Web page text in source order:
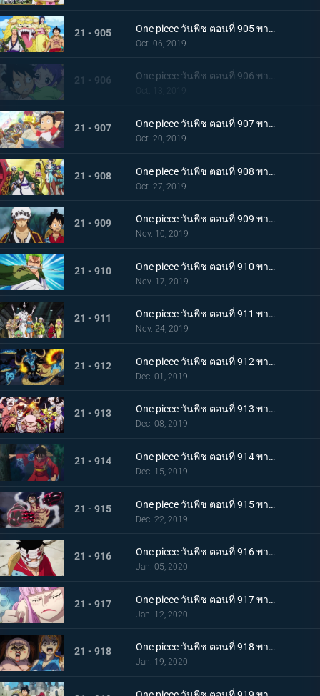
21 - 905 One piece วันพีช ตอนที่ 905 พากย์ไทย การชิงโอทามะคืน! ศึกอันดุเดือดกับโฮลด์เดม!
Oct. 06, 2019
21 - 906 One piece วันพีช ตอนที่ 906 พากย์ไทย ดวลตัวต่อตัว ระหว่างหมอผีกับหมอแห่งความตาย!
Oct. 13, 2019
21 - 907 One piece วันพีช ตอนที่ 907 พากย์ไทย ตอนพิเศษ ฉลองวันพีซครบรอบ 20 ปี "โรแมนซ์ดอวน์"
Oct. 20, 2019
21 - 908 One piece วันพีช ตอนที่ 908 พากย์ไทย เรือสมบัติมาถึงแล้ว ลูฟี่ทาโร่แทนคุณ!
Oct. 27, 2019
21 - 909 One piece วันพีช ตอนที่ 909 พากย์ไทย สุสานแสนลึกลับ การพบกันอีกครั้งที่ซากปราสาทโอเด้ง!
Nov. 10, 2019
21 - 910 One piece วันพีช ตอนที่ 910 พากย์ไทย ซามูไรในตำนาน ชายผู้ที่โรเจอร์หลงใหล!
Nov. 17, 2019
21 - 911 One piece วันพีช ตอนที่ 911 พากย์ไทย เริ่มแผนการลับ เปิดฉากโค่นหนึ่งในสี่จักรพรรดิ
Nov. 24, 2019
21 - 912 One piece วันพีช ตอนที่ 912 พากย์ไทย ชายผู้แข็งแกร่งที่สุด หัวหน้ากองโจรสุดแกร่งชูเท็นมารุ!
Dec. 01, 2019
21 - 913 One piece วันพีช ตอนที่ 913 พากย์ไทย พ่ายแพ้อย่างหมดรูป ลมหายใจพิโรธของไคโด!
Dec. 08, 2019
21 - 914 One piece วันพีช ตอนที่ 914 พากย์ไทย การต่อสู้อันดุเดือด ลูฟี่ที่บุกเข้าใส่ปะทะไคโด
Dec. 15, 2019
21 - 915 One piece วันพีช ตอนที่ 915 พากย์ไทย การทำลายล้าง! ท่าไม้ตายเผด็จศึกอัสนีแปดทิศ!
Dec. 22, 2019
21 - 916 One piece วันพีช ตอนที่ 916 พากย์ไทย ลูฟี่ผู้ถูกเย้ยหยัน นรกบนดินที่เหมืองนักโทษ
Jan. 05, 2020
21 - 917 One piece วันพีช ตอนที่ 917 พากย์ไทย ดินแดนศักดิ์สิทธิ์สั่นคลอน หนวดดำ 1 ใน 4 จักรพรรดิผู้ไม่เกรงกลัวใคร
Jan. 12, 2020
21 - 918 One piece วันพีช ตอนที่ 918 พากย์ไทย เริ่มดำเนินการ แผนการใหญ่โค่นล้มไคโด!
Jan. 19, 2020